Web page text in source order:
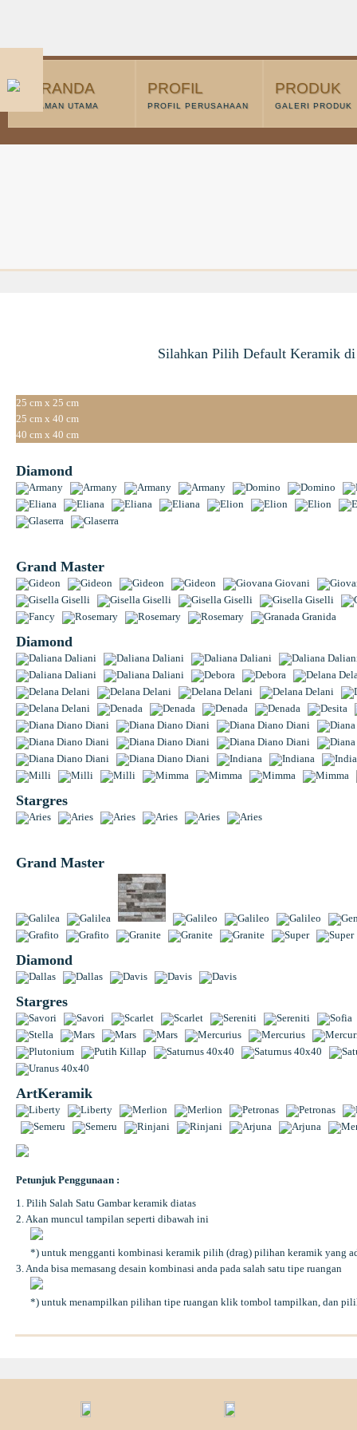
BERANDA
HALAMAN UTAMA
PROFIL
PROFIL PERUSAHAAN
PRODUK
GALERI PRODUK
Silahkan Pilih Default Keramik
25 cm x 25 cm
25 cm x 40 cm
40 cm x 40 cm
Diamond
Grand Master
Diamond
Stargres
Grand Master
Diamond
Stargres
ArtKeramik
Petunjuk Penggunaan :
1. Pilih Salah Satu Gambar keramik diatas
2. Akan muncul tampilan seperti dibawah ini
*) untuk mengganti kombinasi keramik pilih (drag) pilihan keramik yang
3. Anda bisa memasang desain kombinasi anda pada salah satu tipe ruangan
*) untuk menampilkan pilihan tipe ruangan klik tombol tampilkan, dan